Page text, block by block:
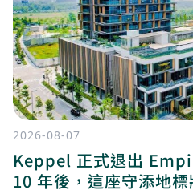
2026-08-07
Keppel 正式退出
10 年後，這座守添地